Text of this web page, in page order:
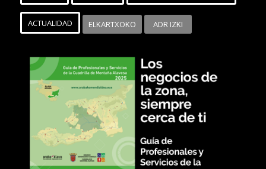
ACTUALIDAD ELKARTXOKO ADR IZKI